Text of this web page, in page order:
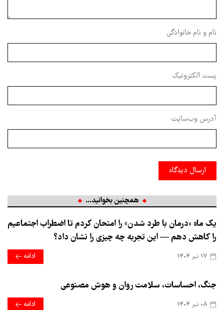
نام و نام خانوادگی
پست الکترونیک
آدرس وب‌سایت
ارسال دیدگاه
همچنین بخوانید...
یک ماه «درمان با طرد شدن» را امتحان کردم تا اضطراب اجتماعیم
را کاهش دهم — این تجربه چه چیزی را نشان داد؟
ادامه
جنگ، احساسات، سلامت روان و هوش مصنوعی
ادامه